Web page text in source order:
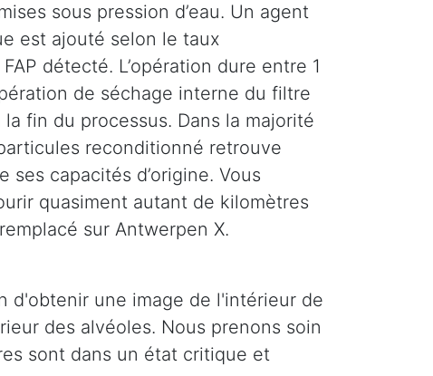
sous pression d’eau. Un agent
est ajouté selon le taux
détecté. L’opération dure entre 1
de séchage interne du filtre
fin du processus. Dans la majorité
reconditionné retrouve
ses capacités d’origine. Vous
quasiment autant de kilomètres
sur Antwerpen X.
d'obtenir une image de l'intérieur de
des alvéoles. Nous prenons soin
sont dans un état critique et